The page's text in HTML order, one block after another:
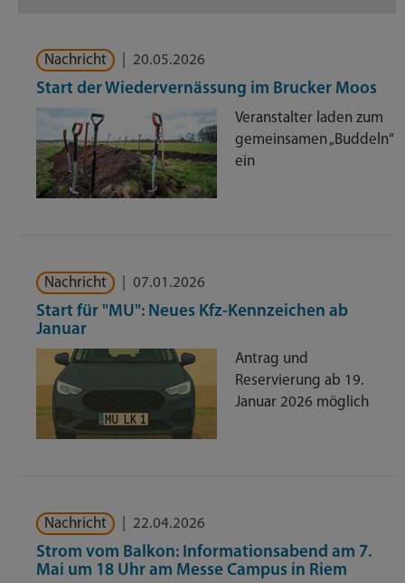
Nachricht 20.05.2026
Start der Wiedervernässung im Brucker Moos
Veranstalter laden zum
gemeinsamen „Buddeln“
ein
Nachricht 07.01.2026
Start für "MU": Neues Kfz-Kennzeichen ab
Januar
Antrag und
Reservierung ab 19.
Januar 2026 möglich
Nachricht 22.04.2026
Strom vom Balkon: Informationsabend am 7.
Mai um 18 Uhr am Messe Campus in Riem